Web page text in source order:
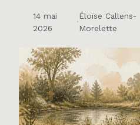
14 mai
2026
·
Éloïse Callens-
Morelette